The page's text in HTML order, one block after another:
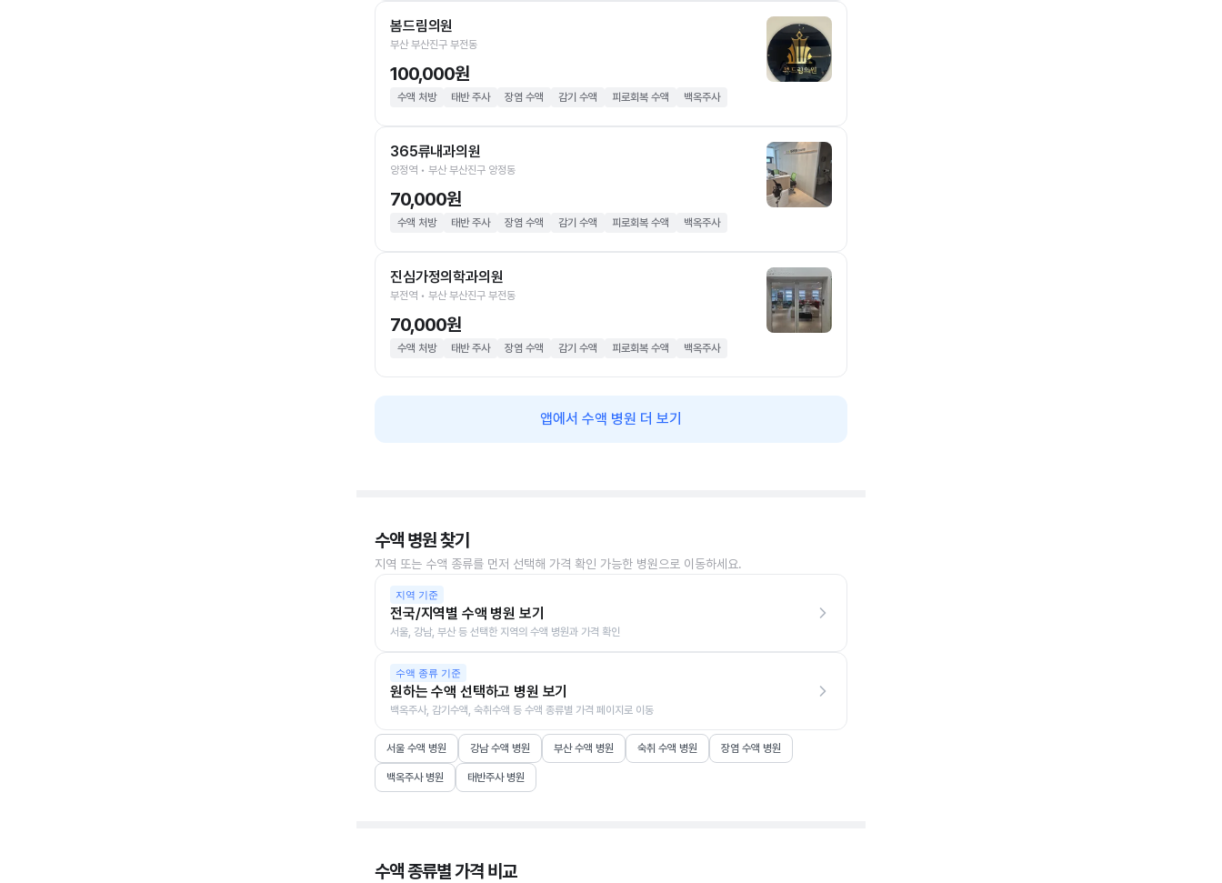
봄드림의원
부산 부산진구 부전동
100,000원
수액 처방 태반 주사 장염 수액 감기 수액 피로회복 수액 백옥주사
365류내과의원
양정역 • 부산 부산진구 양정동
70,000원
수액 처방 태반 주사 장염 수액 감기 수액 피로회복 수액 백옥주사
진심가정의학과의원
부전역 • 부산 부산진구 부전동
70,000원
수액 처방 태반 주사 장염 수액 감기 수액 피로회복 수액 백옥주사
앱에서 수액 병원 더 보기
수액 병원 찾기
지역 또는 수액 종류를 먼저 선택해 가격 확인 가능한 병원으로 이동하세요.
지역 기준
전국/지역별 수액 병원 보기
서울, 강남, 부산 등 선택한 지역의 수액 병원과 가격 확인
수액 종류 기준
원하는 수액 선택하고 병원 보기
백옥주사, 감기수액, 숙취수액 등 수액 종류별 가격 페이지로 이동
서울 수액 병원 강남 수액 병원 부산 수액 병원 숙취 수액 병원 장염 수액 병원
백옥주사 병원 태반주사 병원
수액 종류별 가격 비교